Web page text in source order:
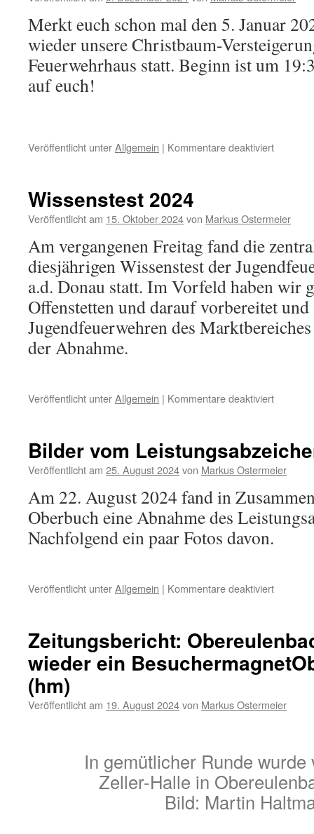
Mitte
Merkt euch schon mal den 5. Januar
wieder unsere Christbaum-
Feuerwehrhaus statt. Beginn ist um
auf euch!
Veröffentlicht unterAllgemein | Kommentare deaktiviertfür
Wissenstest 2024
Veröffentlicht am 15. Oktober 2024von Markus Ostermeier
Am vergangenen Freitag fand die
diesjährigen Wissenstest der
a.d. Donau statt. Im Vorfeld haben wir
Offenstetten und darauf vorbereitet
Jugendfeuerwehren des
der Abnahme.
Veröffentlicht unterAllgemein | Kommentare deaktiviertfür
Bilder vom
Veröffentlicht am 25. August 2024von Markus Ostermeier
Am 22. August 2024 fand in
Oberbuch eine Abnahme des
Nachfolgend ein paar Fotos davon.
Veröffentlicht unterAllgemein | Kommentare deaktiviertfür
in
Zeitungsbericht:
wieder ein
(hm)
Veröffentlicht am 19. August 2024von Markus Ostermeier
In gemütlicher Runde
Zeller-Halle in
Bild: Martin